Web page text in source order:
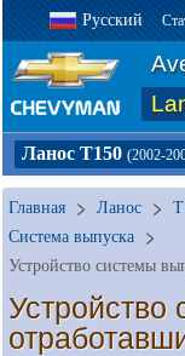
Русский
Ланос Т150 (2002-
Главная Ланос
Система выпуска
Устройство системы
Устройство